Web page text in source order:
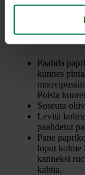
g
rucolaa
Paahda
kunnes
Poista
Soseuta
Levitä
paahdetut
Pane
loput kolme
kanneksi
kahtia.